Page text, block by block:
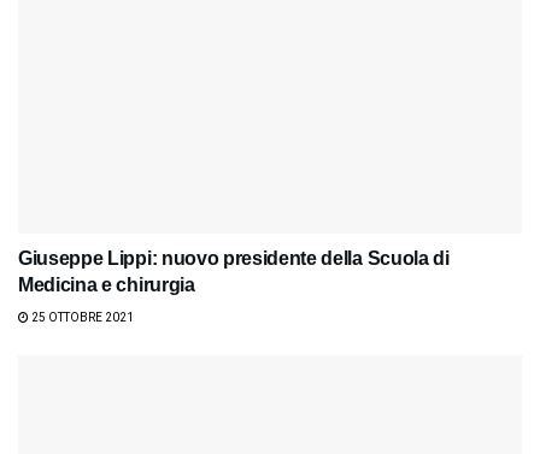
Giuseppe Lippi: nuovo presidente della Scuola di
Medicina e chirurgia
25 OTTOBRE 2021